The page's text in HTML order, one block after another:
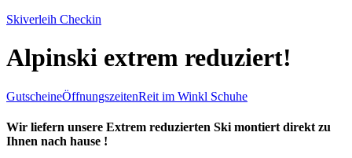
Skiverleih Checkin
Alpinski extrem reduziert!
GutscheineÖffnungszeitenReit im Winkl Schuhe
Wir liefern unsere Extrem reduzierten Ski montiert direkt zu
Ihnen nach hause !